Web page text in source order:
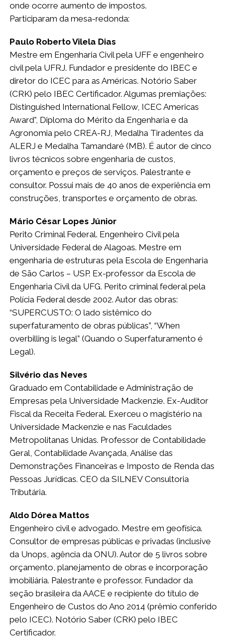
onde ocorre aumento de impostos.
Participaram da mesa-redonda:
Paulo Roberto Vilela Dias
Mestre em Engenharia Civil pela UFF e engenheiro
civil pela UFRJ. Fundador e presidente do IBEC e
diretor do ICEC para as Américas. Notório Saber
(CRK) pelo IBEC Certificador. Algumas premiações:
Distinguished International Fellow, ICEC Americas
Award”, Diploma do Mérito da Engenharia e da
Agronomia pelo CREA-RJ, Medalha Tiradentes da
ALERJ e Medalha Tamandaré (MB). É autor de cinco
livros técnicos sobre engenharia de custos,
orçamento e preços de serviços. Palestrante e
consultor. Possui mais de 40 anos de experiência em
construções, transportes e orçamento de obras.
Mário César Lopes Júnior
Perito Criminal Federal. Engenheiro Civil pela
Universidade Federal de Alagoas. Mestre em
engenharia de estruturas pela Escola de Engenharia
de São Carlos – USP. Ex-professor da Escola de
Engenharia Civil da UFG. Perito criminal federal pela
Polícia Federal desde 2002. Autor das obras:
“SUPERCUSTO: O lado sistêmico do
superfaturamento de obras públicas”, “When
overbilling is legal” (Quando o Superfaturamento é
Legal).
Silvério das Neves
Graduado em Contabilidade e Administração de
Empresas pela Universidade Mackenzie. Ex-Auditor
Fiscal da Receita Federal. Exerceu o magistério na
Universidade Mackenzie e nas Faculdades
Metropolitanas Unidas. Professor de Contabilidade
Geral, Contabilidade Avançada, Análise das
Demonstrações Financeiras e Imposto de Renda das
Pessoas Jurídicas. CEO da SILNEV Consultoria
Tributária.
Aldo Dórea Mattos
Engenheiro civil e advogado. Mestre em geofísica.
Consultor de empresas públicas e privadas (inclusive
da Unops, agência da ONU). Autor de 5 livros sobre
orçamento, planejamento de obras e incorporação
imobiliária. Palestrante e professor. Fundador da
seção brasileira da AACE e recipiente do título de
Engenheiro de Custos do Ano 2014 (prêmio conferido
pelo ICEC). Notório Saber (CRK) pelo IBEC
Certificador.